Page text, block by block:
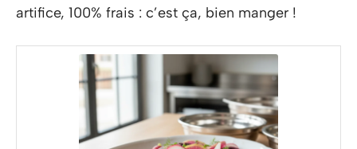
artifice, 100% frais : c’est ça, bien manger !